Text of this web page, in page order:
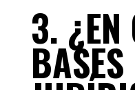
3. ¿EN
BASES